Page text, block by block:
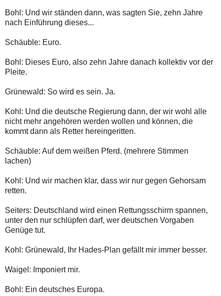
Bohl: Und wir ständen dann, was sagten Sie, zehn Jahre
nach Einführung dieses...
Schäuble: Euro.
Bohl: Dieses Euro, also zehn Jahre danach kollektiv vor der
Pleite.
Grünewald: So wird es sein. Ja.
Kohl: Und die deutsche Regierung dann, der wir wohl alle
nicht mehr angehören werden wollen und können, die
kommt dann als Retter hereingeritten.
Schäuble: Auf dem weißen Pferd. (mehrere Stimmen
lachen)
Kohl: Und wir machen klar, dass wir nur gegen Gehorsam
retten.
Seiters: Deutschland wird einen Rettungsschirm spannen,
unter den nur schlüpfen darf, wer deutschen Vorgaben
Genüge tut.
Kohl: Grünewald, Ihr Hades-Plan gefällt mir immer besser.
Waigel: Imponiert mir.
Bohl: Ein deutsches Europa.